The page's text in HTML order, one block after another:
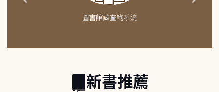
圖書館藏查詢系統
新書推薦